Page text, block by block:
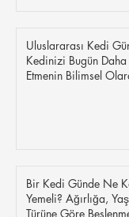
Uluslararası Kedi
Kedinizi Bugün
Etmenin Bilimsel
Bir Kedi Günde Ne
Yemeli? Ağırlığa,
Türüne Göre